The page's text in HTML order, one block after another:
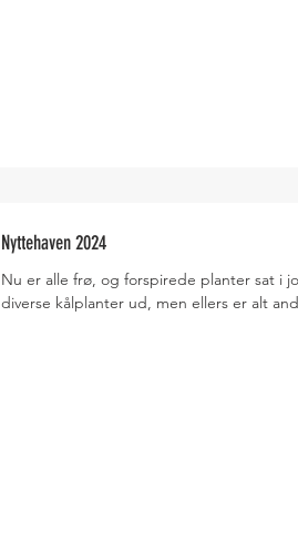
Nyttehaven 2024
Nu er alle frø, og forspirede planter sat i
diverse kålplanter ud, men ellers er alt